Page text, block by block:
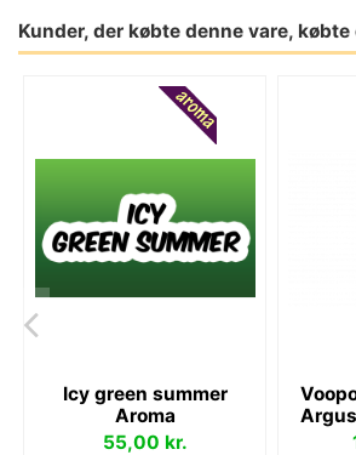
Kunder, der købte denne vare, købte
Icy green summer
Aroma
55,00 kr.